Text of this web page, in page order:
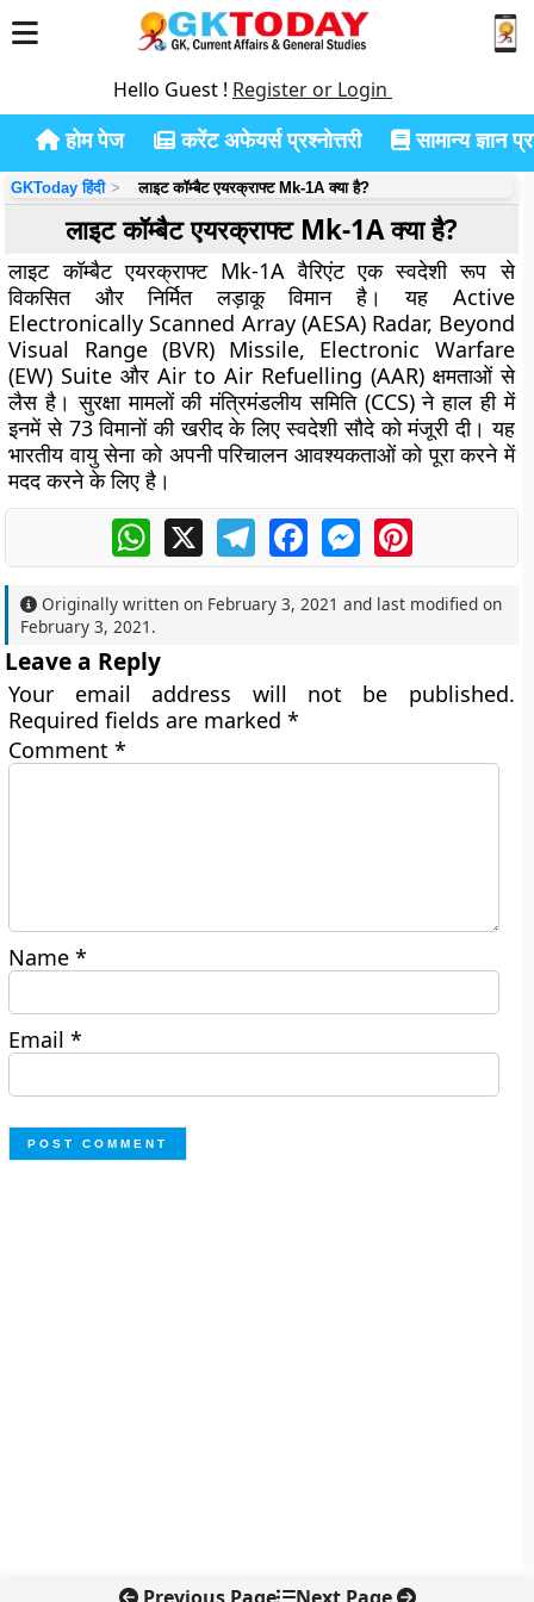
Hello Guest ! Register or Login
होम पेज करेंट अफेयर्स प्रश्नोत्तरी सामान्य ज्ञान
GKToday हिंदी लाइट कॉम्बैट एयरक्राफ्ट Mk-1A क्या है?
लाइट कॉम्बैट एयरक्राफ्ट Mk-1A क्या है?
लाइट कॉम्बैट एयरक्राफ्ट Mk-1A वैरिएंट एक स्वदेशी रूप से
विकसित और निर्मित लड़ाकू विमान है। यह Active
Electronically Scanned Array (AESA) Radar, Beyond
Visual Range (BVR) Missile, Electronic Warfare
(EW) Suite और Air to Air Refuelling (AAR) क्षमताओं से
लैस है। सुरक्षा मामलों की मंत्रिमंडलीय समिति (CCS) ने हाल ही में
इनमें से 73 विमानों की खरीद के लिए स्वदेशी सौदे को मंजूरी दी। यह
भारतीय वायु सेना को अपनी परिचालन आवश्यकताओं को पूरा करने में
मदद करने के लिए है।
WhatsApp
X TelegramFacebookMessengerPinterest
Originally written on February 3, 2021 and last modified on
February 3, 2021 .
Leave a Reply
Your email address will not be published.
Required fields are marked*
Comment*
Name*
Email*